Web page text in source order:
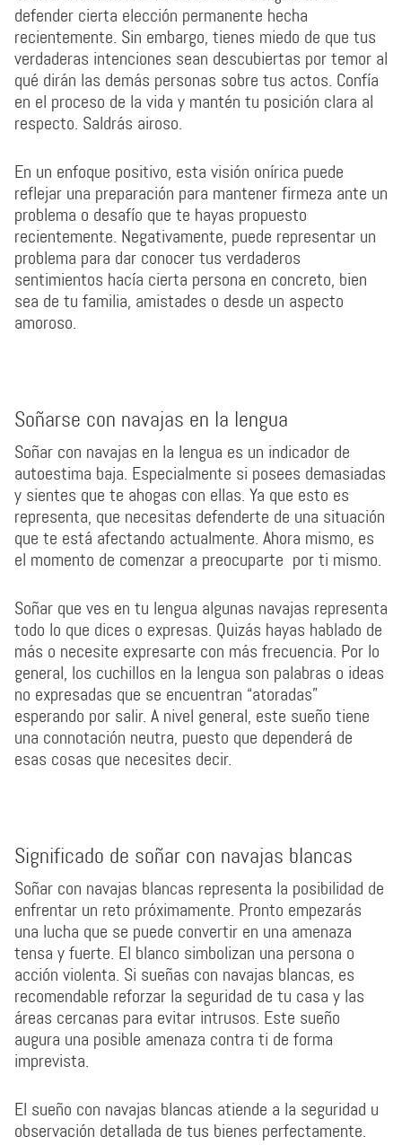
defender cierta elección permanente hecha
recientemente. Sin embargo, tienes miedo de que tus
verdaderas intenciones sean descubiertas por temor al
qué dirán las demás personas sobre tus actos. Confía
en el proceso de la vida y mantén tu posición clara al
respecto. Saldrás airoso.
En un enfoque positivo, esta visión onírica puede
reflejar una preparación para mantener firmeza ante un
problema o desafío que te hayas propuesto
recientemente. Negativamente, puede representar un
problema para dar conocer tus verdaderos
sentimientos hacía cierta persona en concreto, bien
sea de tu familia, amistades o desde un aspecto
amoroso.
Soñarse con navajas en la lengua
Soñar con navajas en la lengua es un indicador de
autoestima baja. Especialmente si posees demasiadas
y sientes que te ahogas con ellas. Ya que esto es
representa, que necesitas defenderte de una situación
que te está afectando actualmente. Ahora mismo, es
el momento de comenzar a preocuparte por ti mismo.
Soñar que ves en tu lengua algunas navajas representa
todo lo que dices o expresas. Quizás hayas hablado de
más o necesite expresarte con más frecuencia. Por lo
general, los cuchillos en la lengua son palabras o ideas
no expresadas que se encuentran “atoradas”
esperando por salir. A nivel general, este sueño tiene
una connotación neutra, puesto que dependerá de
esas cosas que necesites decir.
Significado de soñar con navajas blancas
Soñar con navajas blancas representa la posibilidad de
enfrentar un reto próximamente. Pronto empezarás
una lucha que se puede convertir en una amenaza
tensa y fuerte. El blanco simbolizan una persona o
acción violenta. Si sueñas con navajas blancas, es
recomendable reforzar la seguridad de tu casa y las
áreas cercanas para evitar intrusos. Este sueño
augura una posible amenaza contra ti de forma
imprevista.
El sueño con navajas blancas atiende a la seguridad u
observación detallada de tus bienes perfectamente.